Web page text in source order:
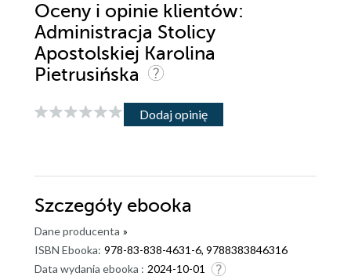
Oceny i opinie klientów:
Administracja Stolicy
Apostolskiej Karolina
Pietrusińska
Dodaj opinię
Szczegóły ebooka
Dane producenta »
ISBN Ebooka: 978-83-838-4631-6, 9788383846316
Data wydania ebooka : 2024-10-01